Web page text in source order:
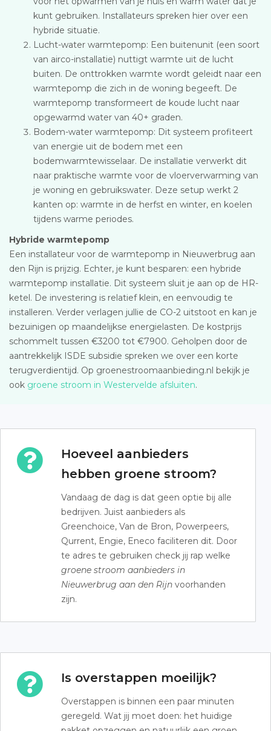
kunt gebruiken. Installateurs spreken hier over een
hybride situatie.
Lucht-water warmtepomp: Een buitenunit (een soort
van airco-installatie) nuttigt warmte uit de lucht
buiten. De onttrokken warmte wordt geleidt naar een
warmtepomp die zich in de woning begeeft. De
warmtepomp transformeert de koude lucht naar
opgewarmd water van 40+ graden.
Bodem-water warmtepomp: Dit systeem profiteert
van energie uit de bodem met een
bodemwarmtewisselaar. De installatie verwerkt dit
naar praktische warmte voor de vloerverwarming van
je woning en gebruikswater. Deze setup werkt 2
kanten op: warmte in de herfst en winter, en koelen
tijdens warme periodes.
Hybride warmtepomp
Een installateur voor de warmtepomp in Nieuwerbrug aan
den Rijn is prijzig. Echter, je kunt besparen: een hybride
warmtepomp installatie. Dit systeem sluit je aan op de HR-
ketel. De investering is relatief klein, en eenvoudig te
installeren. Verder verlagen jullie de CO-2 uitstoot en kan je
bezuinigen op maandelijkse energielasten. De kostprijs
schommelt tussen €3200 tot €7900. Geholpen door de
aantrekkelijk ISDE subsidie spreken we over een korte
terugverdientijd. Op groenestroomaanbieding.nl bekijk je
ook groene stroom in Westervelde afsluiten.
Hoeveel aanbieders
hebben groene stroom?
Vandaag de dag is dat geen optie bij alle
bedrijven. Juist aanbieders als
Greenchoice, Van de Bron, Powerpeers,
Qurrent, Engie, Eneco faciliteren dit. Door
te adres te gebruiken check jij rap welke
groene stroom aanbieders in
Nieuwerbrug aan den Rijn voorhanden
zijn.
Is overstappen moeilijk?
Overstappen is binnen een paar minuten
geregeld. Wat jij moet doen: het huidige